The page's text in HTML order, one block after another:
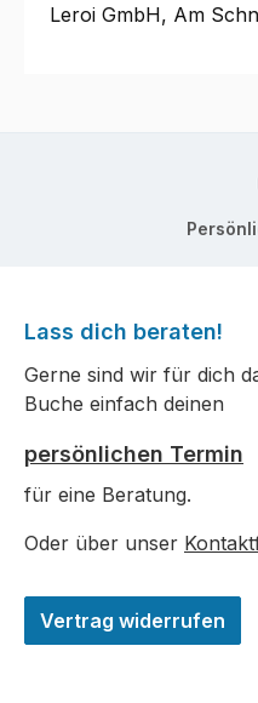
Leroi GmbH, Am
Lass dich beraten!
Gerne sind wir für dich
Buche einfach deinen
persönlichen Termin
für eine Beratung.
Oder über unser
Vertrag widerrufen